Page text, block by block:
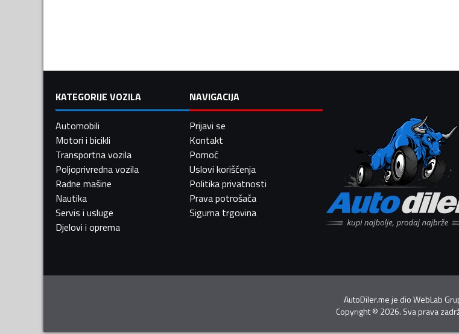
KATEGORIJE VOZILA
Automobili
Motori i bicikli
Transportna vozila
Poljoprivredna vozila
Radne mašine
Nautika
Servis i usluge
Djelovi i oprema
NAVIGACIJA
Prijavi se
Kontakt
Pomoć
Uslovi korišćenja
Politika privatnosti
Prava potrošača
Sigurna trgovina
AutoDiler.me je dioWebLab
Copyright© 2026. Sva prava